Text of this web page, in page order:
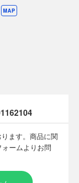
状態は良好でした
、ご容赦下さいま
る場合がございま
がございます
MAP
ます。商品に関
ームよりお問